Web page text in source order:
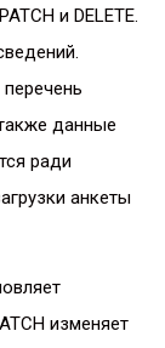
и DELETE.
данные
ради
анкеты
изменяет